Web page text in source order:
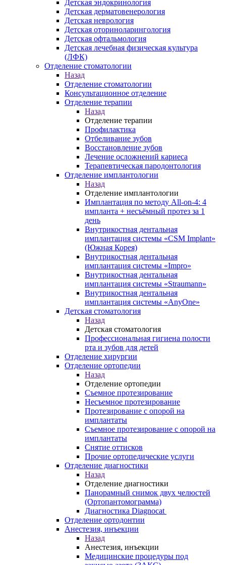
Детская эндокринология
Детская дерматовенерология
Детская неврология
Детская оториноларингология
Детская офтальмология
Детская лечебная физическая культура
(ЛФК)
Отделение стоматологии
Назад
Отделение стоматологии
Консультационное отделение
Отделение терапии
Назад
Отделение терапии
Профилактика
Отбеливание зубов
Восстановление зубов
Лечение осложнений кариеса
Терапевтическая пародонтология
Отделение имплантологии
Назад
Отделение имплантологии
Имплантация по методу All-on-4: 4
импланта + несъёмный протез за 1
день
Внутрикостная дентальная
имплантация системы «CSM Implant»
(Южная Корея)
Внутрикостная дентальная
имплантация системы «Impro»
Внутрикостная дентальная
имплантация системы «Straumann»
Внутрикостная дентальная
имплантация системы «AnyOne»
Детская стоматология
Назад
Детская стоматология
Профессиональная гигиена полости
рта и зубов для детей
Отделение хирургии
Отделение ортопедии
Назад
Отделение ортопедии
Съемное протезирование
Несъемное протезирование
Протезирование с опорой на
имплантаты
Съемное протезирование с опорой на
имплантаты
Снятие оттисков
Прочие ортопедические услуги
Отделение диагностики
Назад
Отделение диагностики
Панорамный снимок двух челюстей
(Ортопантомограмма)
Диагностика Diagnocat
Отделение ортодонтии
Анестезия, инъекции
Назад
Анестезия, инъекции
Медицинские процедуры под